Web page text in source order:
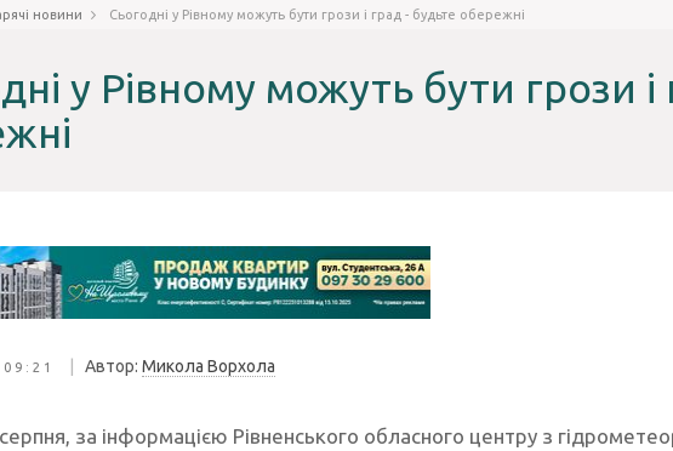
новини Сьогодні у Рівному можуть бути грози і град - будьте обережні
у Рівному можуть бути грози і
Автор: Микола Ворхола
за інформацією Рівненського обласного центру з